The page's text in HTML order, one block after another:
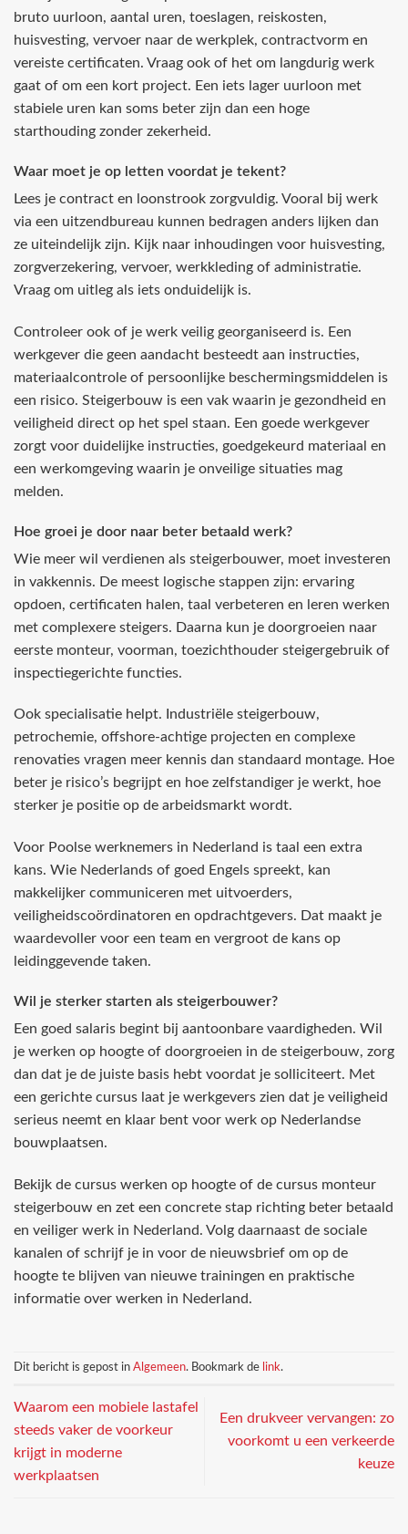
bruto uurloon, aantal uren, toeslagen, reiskosten,
huisvesting, vervoer naar de werkplek, contractvorm en
vereiste certificaten. Vraag ook of het om langdurig werk
gaat of om een kort project. Een iets lager uurloon met
stabiele uren kan soms beter zijn dan een hoge
starthouding zonder zekerheid.
Waar moet je op letten voordat je tekent?
Lees je contract en loonstrook zorgvuldig. Vooral bij werk
via een uitzendbureau kunnen bedragen anders lijken dan
ze uiteindelijk zijn. Kijk naar inhoudingen voor huisvesting,
zorgverzekering, vervoer, werkkleding of administratie.
Vraag om uitleg als iets onduidelijk is.
Controleer ook of je werk veilig georganiseerd is. Een
werkgever die geen aandacht besteedt aan instructies,
materiaalcontrole of persoonlijke beschermingsmiddelen is
een risico. Steigerbouw is een vak waarin je gezondheid en
veiligheid direct op het spel staan. Een goede werkgever
zorgt voor duidelijke instructies, goedgekeurd materiaal en
een werkomgeving waarin je onveilige situaties mag
melden.
Hoe groei je door naar beter betaald werk?
Wie meer wil verdienen als steigerbouwer, moet investeren
in vakkennis. De meest logische stappen zijn: ervaring
opdoen, certificaten halen, taal verbeteren en leren werken
met complexere steigers. Daarna kun je doorgroeien naar
eerste monteur, voorman, toezichthouder steigergebruik of
inspectiegerichte functies.
Ook specialisatie helpt. Industriële steigerbouw,
petrochemie, offshore-achtige projecten en complexe
renovaties vragen meer kennis dan standaard montage. Hoe
beter je risico’s begrijpt en hoe zelfstandiger je werkt, hoe
sterker je positie op de arbeidsmarkt wordt.
Voor Poolse werknemers in Nederland is taal een extra
kans. Wie Nederlands of goed Engels spreekt, kan
makkelijker communiceren met uitvoerders,
veiligheidscoördinatoren en opdrachtgevers. Dat maakt je
waardevoller voor een team en vergroot de kans op
leidinggevende taken.
Wil je sterker starten als steigerbouwer?
Een goed salaris begint bij aantoonbare vaardigheden. Wil
je werken op hoogte of doorgroeien in de steigerbouw, zorg
dan dat je de juiste basis hebt voordat je solliciteert. Met
een gerichte cursus laat je werkgevers zien dat je veiligheid
serieus neemt en klaar bent voor werk op Nederlandse
bouwplaatsen.
Bekijk de cursus werken op hoogte of de cursus monteur
steigerbouw en zet een concrete stap richting beter betaald
en veiliger werk in Nederland. Volg daarnaast de sociale
kanalen of schrijf je in voor de nieuwsbrief om op de
hoogte te blijven van nieuwe trainingen en praktische
informatie over werken in Nederland.
Dit bericht is gepost in Algemeen. Bookmark de link.
Waarom een mobiele lastafel
steeds vaker de voorkeur
krijgt in moderne
werkplaatsen
Een drukveer vervangen: zo
voorkomt u een verkeerde
keuze